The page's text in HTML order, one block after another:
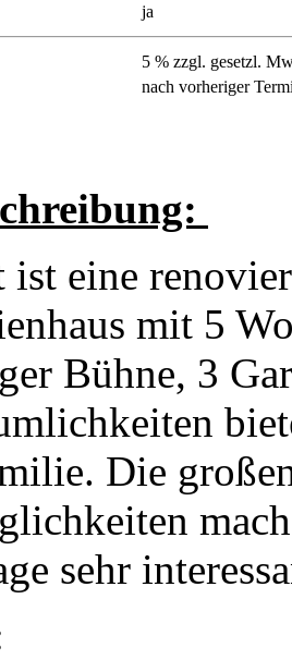
ja
5 % zzgl. gesetzl.
nach vorheriger
ist eine
mit 5
Bühne, 3
Die
sehr